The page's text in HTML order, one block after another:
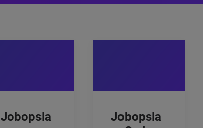
Jobopsla
Jobopsla